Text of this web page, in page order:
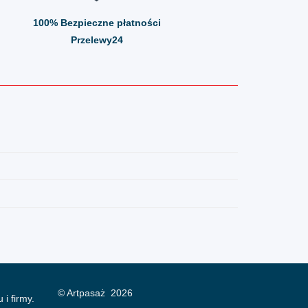
100% Bezpieczne płatności
Przelewy24
i firmy. © Artpasaż 2026